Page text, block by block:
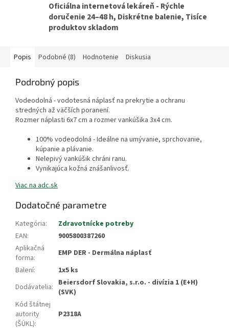
Oficiálna internetová lekáreň - Rýchle
doručenie 24–48 h, Diskrétne balenie, Tisíce
produktov skladom
Popis Podobné (8) Hodnotenie Diskusia
Podrobný popis
Vodeodolná - vodotesná náplasť na prekrytie a ochranu
stredných až väčších poranení.
Rozmer náplasti 6x7 cm a rozmer vankúšika 3x4 cm.
100% vodeodolná - Ideálne na umývanie, sprchovanie,
kúpanie a plávanie.
Nelepivý vankúšik chráni ranu.
Vynikajúca kožná znášanlivosť.
Viac na adc.sk
Dodatočné parametre
Kategória:
Zdravotnícke potreby
EAN:
9005800387260
Aplikačná
forma:
EMP DER - Dermálna náplasť
Balení:
1x5 ks
Dodávatelia: Beiersdorf Slovakia, s.r.o. - divízia 1 (E+H)
(SVK)
Kód štátnej
autority
(ŠÚKL):
P2318A